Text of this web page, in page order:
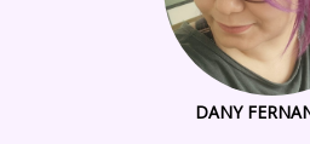
DANY